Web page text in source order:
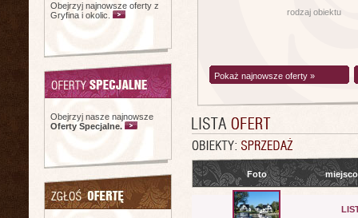
Obejrzyj najnowsze oferty z
Gryfina i okolic.
Obejrzyj nasze najnowsze
Oferty Specjalne.
rodzaj obiektu
Pokaż najnowsze oferty »
Foto